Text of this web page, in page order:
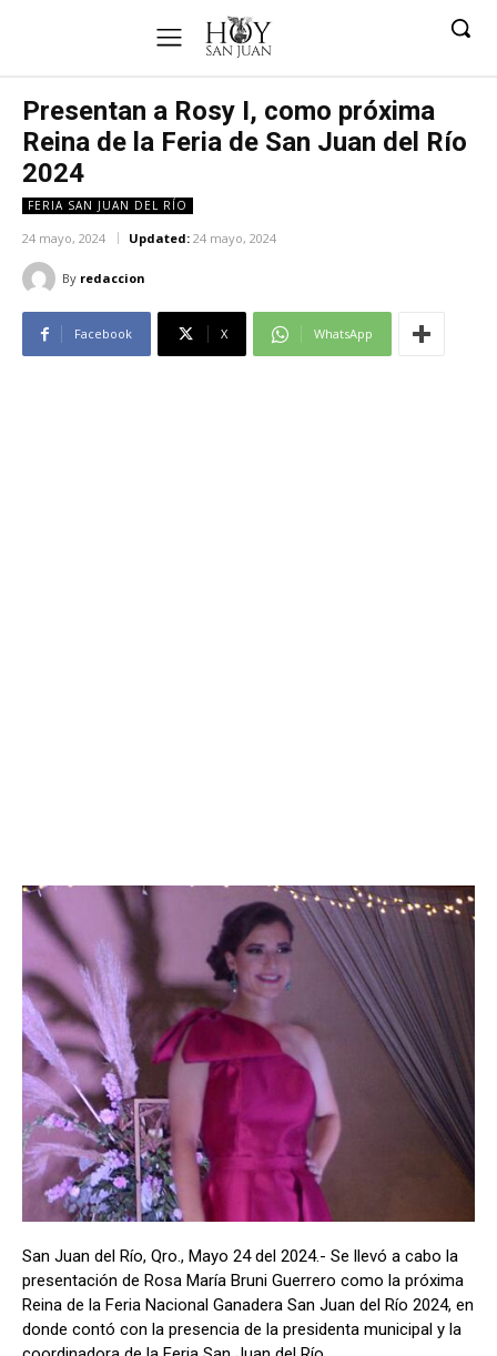
Presentan a Rosy I, como próxima
Reina de la Feria de San Juan del Río
2024
FERIA SAN JUAN DEL RÍO
24 mayo, 2024 Updated: 24 mayo, 2024
By redaccion
Facebook X WhatsApp
San Juan del Río, Qro., Mayo 24 del 2024.- Se llevó a cabo la
presentación de Rosa María Bruni Guerrero como la próxima
Reina de la Feria Nacional Ganadera San Juan del Río 2024, en
donde contó con la presencia de la presidenta municipal y la